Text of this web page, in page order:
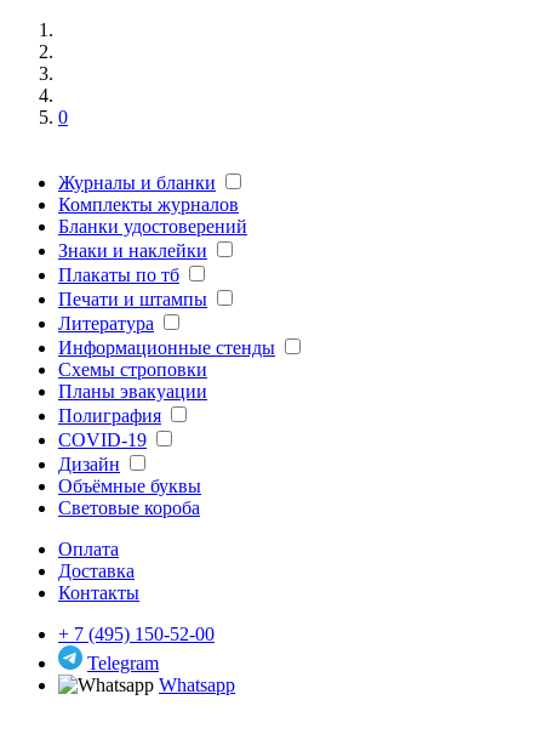
0
Журналы и бланки
Комплекты журналов
Бланки удостоверений
Знаки и наклейки
Плакаты по тб
Печати и штампы
Литература
Информационные стенды
Схемы строповки
Планы эвакуации
Полиграфия
COVID-19
Дизайн
Объёмные буквы
Световые короба
Оплата
Доставка
Контакты
+ 7 (495) 150-52-00
Telegram
Whatsapp